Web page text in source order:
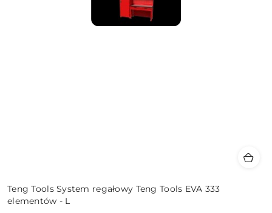
Teng Tools System regałowy Teng Tools EVA 333
elementów - L